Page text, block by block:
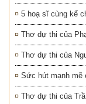
5 hoạ sĩ cùng kể
Thơ dự thi của
Thơ dự thi của
Sức hút mạnh mẽ
Thơ dự thi của